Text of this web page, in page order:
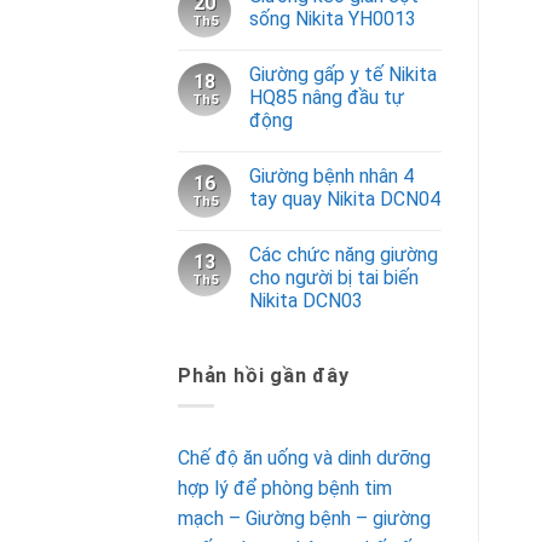
Th5
sống Nikita YH0013
18
Th5
Giường gấp y tế Nikita
HQ85 nâng đầu tự
động
16
Th5
Giường bệnh nhân 4
tay quay Nikita DCN04
13
Th5
Các chức năng giường
cho người bị tai biến
Nikita DCN03
Phản hồi gần đây
Chế độ ăn uống và dinh dưỡng
hợp lý để phòng bệnh tim
mạch – Giường bệnh – giường